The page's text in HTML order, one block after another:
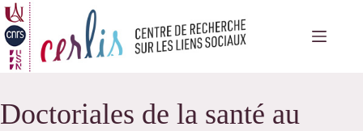
Passer
au
contenu
Doctoriales de la santé au